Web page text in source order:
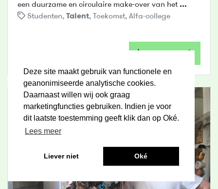
Deze site maakt gebruik van functionele en
geanonimiseerde analytische cookies.
Daarnaast willen wij ook graag
marketingfuncties gebruiken. Indien je voor
dit laatste toestemming geeft klik dan op Oké.
Lees meer
Liever niet Oké
een duurzame en circulaire make-over van het...
Studenten, Talent, Toekomst, Alfa-college
Lees meer